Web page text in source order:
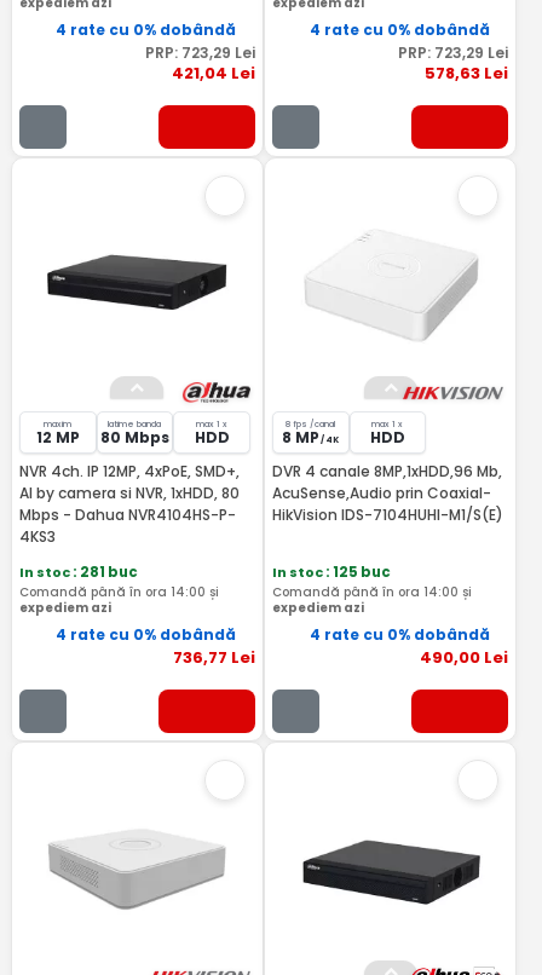
4 rate cu 0% dobândă
PRP: 723,29 Lei
421,04 Lei
4 rate cu 0% dobândă
PRP: 723,29 Lei
578,63 Lei
maxim
12 MP
latime banda
80 Mbps
max 1 x
HDD
NVR 4ch. IP 12MP, 4xPoE, SMD+,
AI by camera si NVR, 1xHDD, 80
Mbps - Dahua NVR4104HS-P-
4KS3
In stoc: 281 buc
Comandă până în ora 14:00 și
expediem azi
4 rate cu 0% dobândă
736,77 Lei
8 fps /canal
8 MP / 4K
max 1 x
HDD
DVR 4 canale 8MP,1xHDD,96 Mb,
AcuSense,Audio prin Coaxial-
HikVision IDS-7104HUHI-M1/S(E)
In stoc: 125 buc
Comandă până în ora 14:00 și
expediem azi
4 rate cu 0% dobândă
490,00 Lei